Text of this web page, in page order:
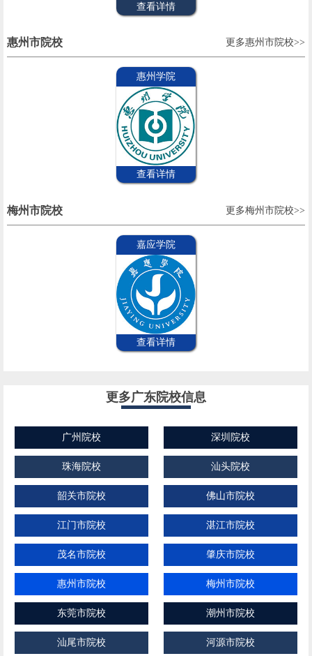
查看详情
惠州市院校 更多惠州市院校>>
惠州学院
查看详情
梅州市院校 更多梅州市院校>>
嘉应学院
查看详情
更多广东院校信息
广州院校 深圳院校
珠海院校 汕头院校
韶关市院校 佛山市院校
江门市院校 湛江市院校
茂名市院校 肇庆市院校
惠州市院校 梅州市院校
东莞市院校 潮州市院校
汕尾市院校 河源市院校